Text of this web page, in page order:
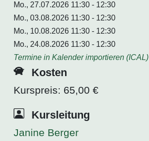
Mo., 27.07.2026 11:30 - 12:30
Mo., 03.08.2026 11:30 - 12:30
Mo., 10.08.2026 11:30 - 12:30
Mo., 24.08.2026 11:30 - 12:30
Termine in Kalender importieren (ICAL)
Kosten
Kurspreis: 65,00 €
Kursleitung
Janine Berger